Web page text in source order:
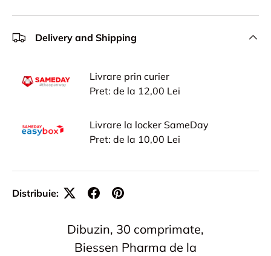
Delivery and Shipping
Livrare prin curier
Pret: de la 12,00 Lei
Livrare la locker SameDay
Pret: de la 10,00 Lei
Distribuie:
Dibuzin, 30 comprimate,
Biessen Pharma de la